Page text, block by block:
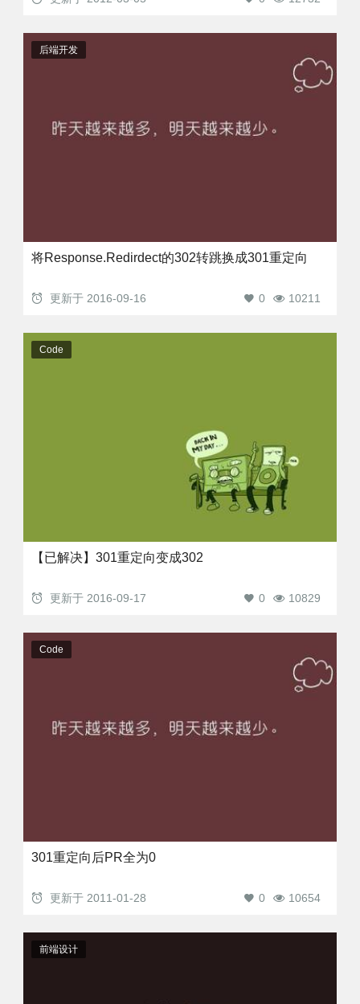
后端开发
将Response.Redirdect的302转跳换成301重定向
更新于 2016-09-16 10211
0
Code
【已解决】301重定向变成302
更新于 2016-09-17 10829
0
Code
301重定向后PR全为0
更新于 2011-01-28 10654
0
前端设计